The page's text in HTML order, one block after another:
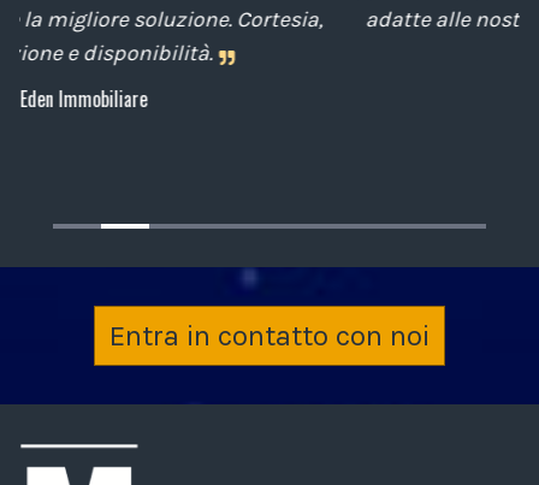
adatte alle nostre esigenze sempre attenti al
cliente.
Entra in contatto con noi